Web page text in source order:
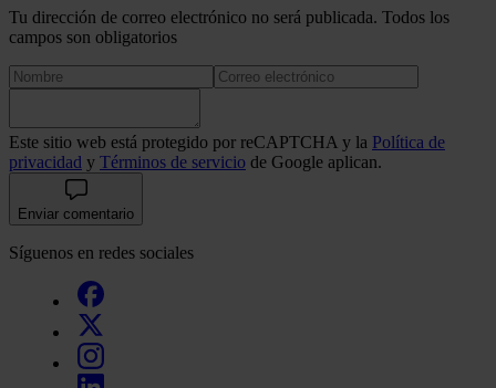
Tu dirección de correo electrónico no será publicada. Todos los
campos son obligatorios
Este sitio web está protegido por reCAPTCHA y la Política de
privacidad y Términos de servicio de Google aplican.
Enviar comentario
Síguenos en redes sociales